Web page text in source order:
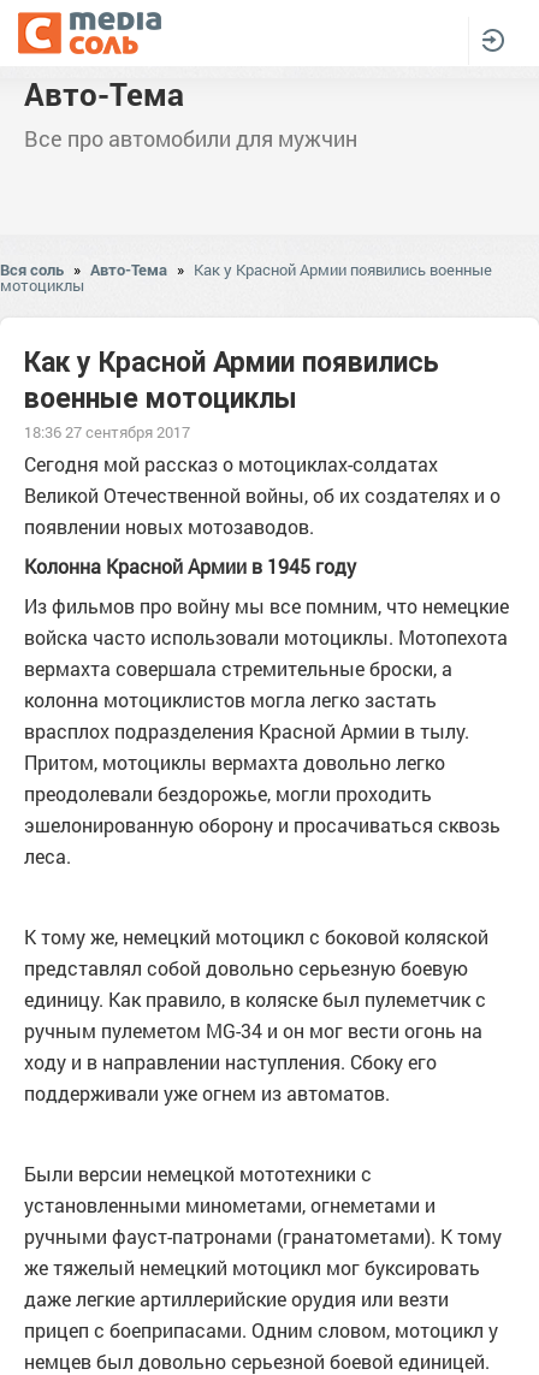
Авто-Тема
Все про автомобили для мужчин
Вся соль » Авто-Тема » Как у Красной Армии появились военные
мотоциклы
Как у Красной Армии появились
военные мотоциклы
18:36 27 сентября 2017
Сегодня мой рассказ о мотоциклах-солдатах
Великой Отечественной войны, об их создателях и о
появлении новых мотозаводов.
Колонна Красной Армии в 1945 году
Из фильмов про войну мы все помним, что немецкие
войска часто использовали мотоциклы. Мотопехота
вермахта совершала стремительные броски, а
колонна мотоциклистов могла легко застать
врасплох подразделения Красной Армии в тылу.
Притом, мотоциклы вермахта довольно легко
преодолевали бездорожье, могли проходить
эшелонированную оборону и просачиваться сквозь
леса.
К тому же, немецкий мотоцикл с боковой коляской
представлял собой довольно серьезную боевую
единицу. Как правило, в коляске был пулеметчик с
ручным пулеметом MG-34 и он мог вести огонь на
ходу и в направлении наступления. Сбоку его
поддерживали уже огнем из автоматов.
Были версии немецкой мототехники с
установленными минометами, огнеметами и
ручными фауст-патронами (гранатометами). К тому
же тяжелый немецкий мотоцикл мог буксировать
даже легкие артиллерийские орудия или везти
прицеп с боеприпасами. Одним словом, мотоцикл у
немцев был довольно серьезной боевой единицей.